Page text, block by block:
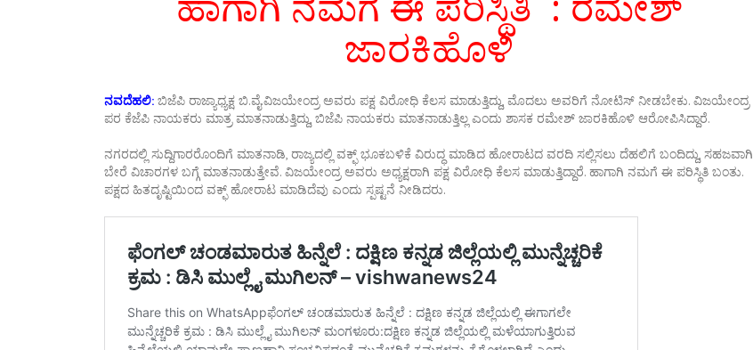
ಜಾರಕಿಹೊಳಿ
ನವದೆಹಲಿ: ಬಿಜೆಪಿ ರಾಜ್ಯಾಧ್ಯಕ್ಷ ಬಿ.ವೈ.ವಿಜಯೇಂದ್ರ ಅವರು ಪಕ್ಷ ವಿರೋಧಿ ಕೆಲಸ ಮಾಡುತ್ತಿದ್ದು, ಮೊದಲು ಅವರಿಗೆ ನೋಟಿಸ್ ನೀಡಬೇಕು. ವಿಜಯೇಂದ್ರ
ಪರ ಕೆಜೆಪಿ ನಾಯಕರು ಮಾತ್ರ ಮಾತನಾಡುತ್ತಿದ್ದು, ಬಿಜೆಪಿ ನಾಯಕರು ಮಾತನಾಡುತ್ತಿಲ್ಲ ಎಂದು ಶಾಸಕ ರಮೇಶ್ ಜಾರಕಿಹೊಳಿ ಆರೋಪಿಸಿದ್ದಾರೆ.
ನಗರದಲ್ಲಿ ಸುದ್ದಿಗಾರರೊಂದಿಗೆ ಮಾತನಾಡಿ, ರಾಜ್ಯದಲ್ಲಿ ವಕ್ಫ್‌ ಭೂಕಬಳಿಕೆ ವಿರುದ್ಧ ಮಾಡಿದ ಹೋರಾಟದ ವರದಿ ಸಲ್ಲಿಸಲು ದೆಹಲಿಗೆ ಬಂದಿದ್ದು, ಸಹಜವಾಗಿ
ಬೇರೆ ವಿಚಾರಗಳ ಬಗ್ಗೆ ಮಾತನಾಡುತ್ತೇವೆ. ವಿಜಯೇಂದ್ರ ಅವರು ಅಧ್ಯಕ್ಷರಾಗಿ ಪಕ್ಷ ವಿರೋಧಿ ಕೆಲಸ ಮಾಡುತ್ತಿದ್ದಾರೆ. ಹಾಗಾಗಿ ನಮಗೆ ಈ ಪರಿಸ್ಥಿತಿ ಬಂತು.
ಪಕ್ಷದ ಹಿತದೃಷ್ಟಿಯಿಂದ ವಕ್ಫ್‌ ಹೋರಾಟ ಮಾಡಿದೆವು ಎಂದು ಸ್ಪಷ್ಟನೆ ನೀಡಿದರು.